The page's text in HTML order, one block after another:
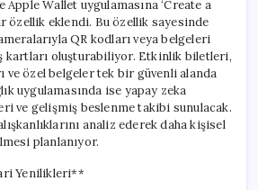
Wallet uygulamasına ‘Create a
özellik eklendi. Bu özellik sayesinde
QR kodları veya belgeleri
kartları oluşturabiliyor. Etkinlik biletleri,
ve özel belgeler tek bir güvenli alanda
uygulamasında ise yapay zeka
ve gelişmiş beslenme takibi sunulacak.
analiz ederek daha kişisel
planlanıyor.
Yenilikleri**